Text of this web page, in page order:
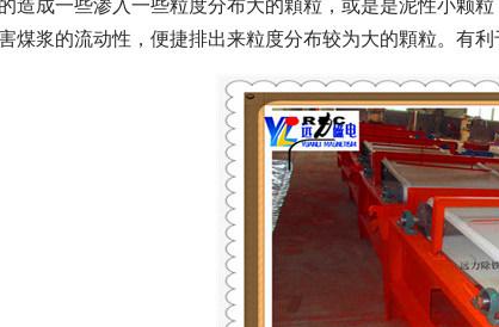
稀土永磁辊式强磁选机
造成一些渗入一些粒度分布大的顆粒，或是是泥性小颗
煤浆的流动性，便捷排出来粒度分布较为大的顆粒。有利